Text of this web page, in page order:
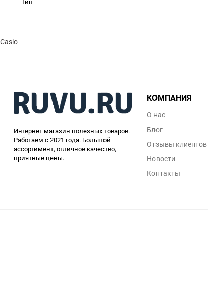
Casio
Интернет магазин полезных товаров.
Работаем с 2021 года. Большой
ассортимент, отличное качество,
приятные цены.
КОМПАНИЯ
О нас
Блог
Отзывы клиентов
Новости
Контакты